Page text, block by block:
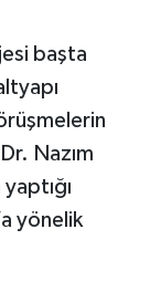
başta
Nazım
yönelik